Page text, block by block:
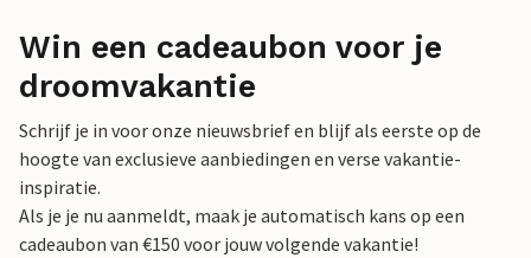
Win een cadeaubon voor je
droomvakantie
Schrijf je in voor onze nieuwsbrief en blijf als eerste op de
hoogte van exclusieve aanbiedingen en verse vakantie-
inspiratie.
Als je je nu aanmeldt, maak je automatisch kans op een
cadeaubon van €150 voor jouw volgende vakantie!